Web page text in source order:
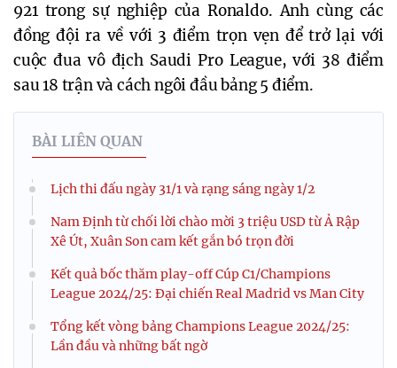
921 trong sự nghiệp của Ronaldo. Anh cùng các
đồng đội ra về với 3 điểm trọn vẹn để trở lại với
cuộc đua vô địch Saudi Pro League, với 38 điểm
sau 18 trận và cách ngôi đầu bảng 5 điểm.
BÀI LIÊN QUAN
Lịch thi đấu ngày 31/1 và rạng sáng ngày 1/2
Nam Định từ chối lời chào mời 3 triệu USD từ Ả Rập
Xê Út, Xuân Son cam kết gắn bó trọn đời
Kết quả bốc thăm play-off Cúp C1/Champions
League 2024/25: Đại chiến Real Madrid vs Man City
Tổng kết vòng bảng Champions League 2024/25:
Lần đầu và những bất ngờ